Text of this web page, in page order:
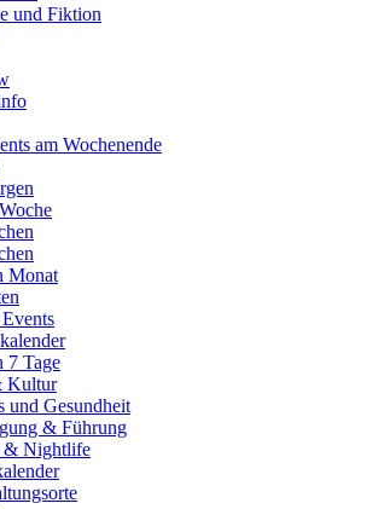
und Fiktion
am Wochenende
Monat
7 Tage
Kultur
und Gesundheit
& Führung
& Nightlife